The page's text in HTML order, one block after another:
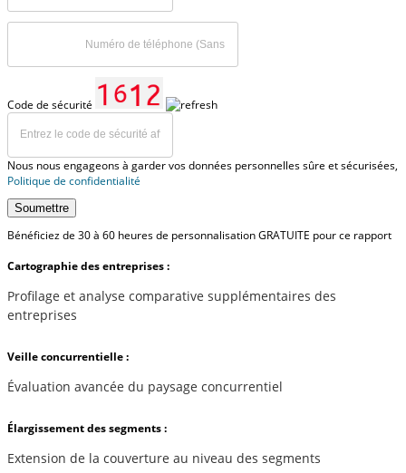
Code de sécurité
Nous nous engageons à garder vos données personnelles sûre et sécurisées,
Politique de confidentialité
Soumettre
Bénéficiez de 30 à 60 heures de personnalisation GRATUITE pour ce rapport
Cartographie des entreprises :
Profilage et analyse comparative supplémentaires des
entreprises
Veille concurrentielle :
Évaluation avancée du paysage concurrentiel
Élargissement des segments :
Extension de la couverture au niveau des segments